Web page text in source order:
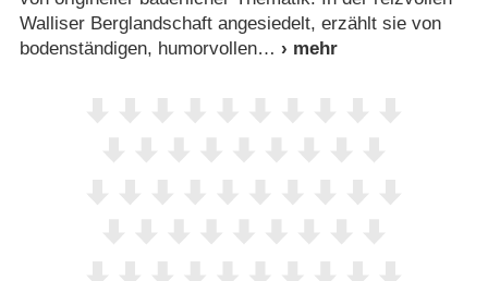
Walliser Berglandschaft angesiedelt, erzählt sie von
bodenständigen, humorvollen